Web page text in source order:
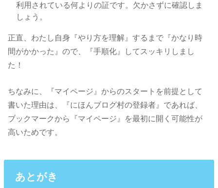
利用されている何よりの証です。欠かさずに確認しま
しょう。
正直、わたし自身『やり方を理解』するまで『かなり時
間がかかった』ので、『手順化』してスッキリしまし
た！
ちなみに、『マイページ』からのスタートを前提として
書いた理由は、『にほんブログ村の登録者』であれば、
ブックマークから『マイページ』を最初に開く可能性が
高いためです。
あとがき